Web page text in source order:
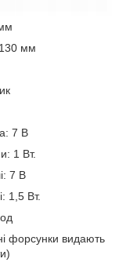
130 мм
7 В
1 Вт.
7 В
1,5 Вт.
форсунки видають